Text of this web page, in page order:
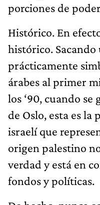
porciones de
Histórico. En
histórico.
prácticamente
árabes al primer
los ‘90, cuando se
de Oslo, esta es la
israelí que
origen palestino
verdad y está en
fondos y políticas.